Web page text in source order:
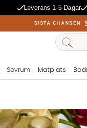
Leverans 1-5 Dagar
SISTA CHANSEN
Sovrum Matplats